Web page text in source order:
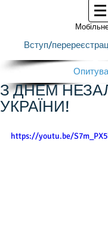
Вступ/
З ДНЕМ
УКРАЇНИ!
https://youtu.be/